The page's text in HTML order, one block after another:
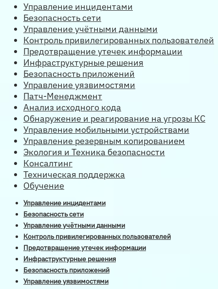
Управление инцидентами
Безопасность сети
Управление учётными данными
Контроль привилегированных пользователей
Предотвращение утечек информации
Инфраструктурные решения
Безопасность приложений
Управление уязвимостями
Патч-Менеджмент
Анализ исходного кода
Обнаружение и реагирование на угрозы КС
Управление мобильными устройствами
Управление резервным копированием
Экология и Техника безопасности
Консалтинг
Техническая поддержка
Обучение
Управление инцидентами
Безопасность сети
Управление учётными данными
Контроль привилегированных пользователей
Предотвращение утечек информации
Инфраструктурные решения
Безопасность приложений
Управление уязвимостями